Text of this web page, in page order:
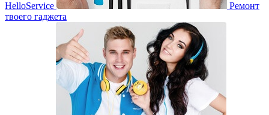
HelloService
Ремонт
твоего гаджета